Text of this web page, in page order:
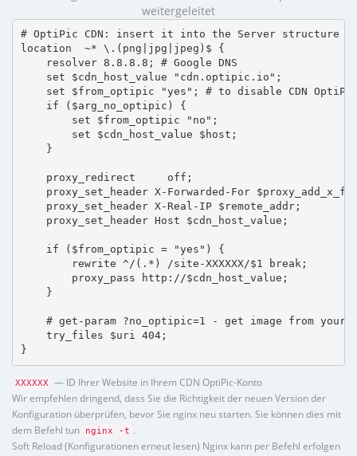
weitergeleitet
# OptiPic CDN: insert it into the Server structure
location  ~* \.(png|jpg|jpeg)$ {
    resolver 8.8.8.8; # Google DNS
    set $cdn_host_value "cdn.optipic.io";
set $from_optipic "yes"; # to disable CDN
    if ($arg_no_optipic) {
        set $from_optipic "no";
        set $cdn_host_value $host;
    }
    proxy_redirect     off;
proxy_set_header X-Forwarded-For
    proxy_set_header X-Real-IP $remote_addr;
    proxy_set_header Host $cdn_host_value;
    if ($from_optipic = "yes") {
        rewrite ^/(.*) /site-XXXXXX/$1 break;
        proxy_pass http://$cdn_host_value;
    }
# get-param ?no_optipic=1 - get image from your
    try_files $uri 404;
}
XXXXXX
— ID Ihrer Website in Ihrem CDN OptiPic-Konto
Wir empfehlen dringend, dass Sie die Richtigkeit der neuen Version der
Konfiguration überprüfen, bevor Sie nginx neu starten. Sie können dies mit
dem Befehl tun
nginx -t .
Soft Reload (Konfigurationen erneut lesen) Nginx kann per Befehl erfolgen